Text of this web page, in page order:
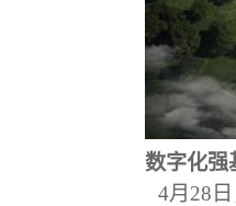
数字化强
4月28